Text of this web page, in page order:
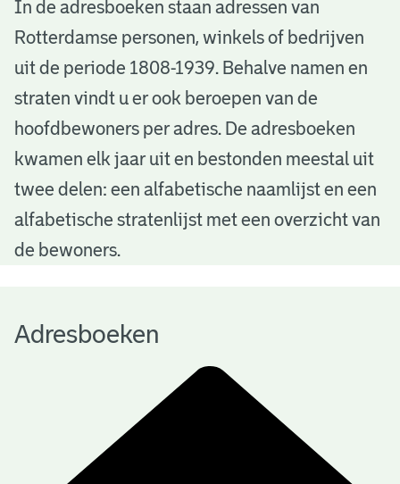
A
d
e
b
o
e
e
In de adresboeken staan adressen van
Rotterdamse personen, winkels of bedrijven
uit de periode 1808-1939. Behalve namen en
straten vindt u er ook beroepen van de
hoofdbewoners per adres. De adresboeken
kwamen elk jaar uit en bestonden meestal uit
twee delen: een alfabetische naamlijst en een
alfabetische stratenlijst met een overzicht van
de bewoners.
Adresboeken